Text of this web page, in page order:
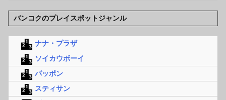
バンコクのプレイスポットジャンル
ナナ・プラザ
ソイカウボーイ
パッポン
スティサン